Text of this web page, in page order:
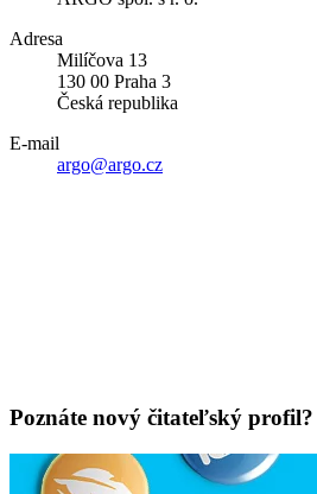
Adresa
Milíčova 13
130 00 Praha 3
Česká republika
E-mail
argo@argo.cz
Poznáte nový čitateľský profil?